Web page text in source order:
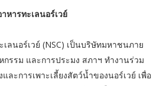
หารทะเลนอร์เวย์
ลนอร์เวย์ (NSC) เป็นบริษัทมหาชนภาย
กรรม และการประมง สภาฯ ทำงานร่วม
ละการเพาะเลี้ยงสัตว์น้ำของนอร์เวย์ เพื่อ